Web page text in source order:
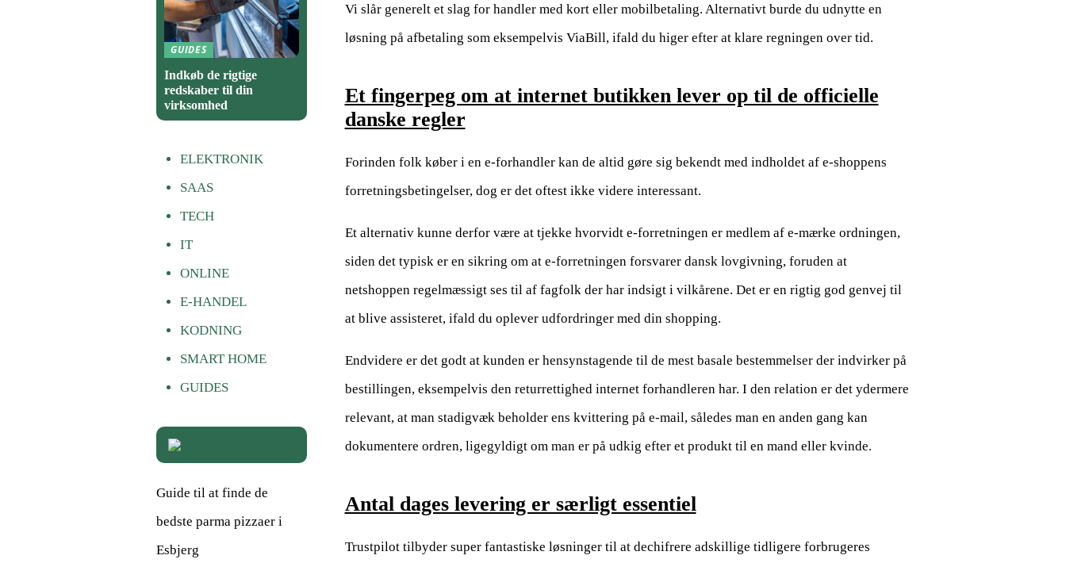
Vi slår generelt et slag for handler med kort eller mobilbetaling. Alternativt burde du udnytte en
løsning på afbetaling som eksempelvis ViaBill, ifald du higer efter at klare regningen over tid.
Et fingerpeg om at internet butikken lever op til de officielle
danske regler
Forinden folk køber i en e-forhandler kan de altid gøre sig bekendt med indholdet af e-shoppens
forretningsbetingelser, dog er det oftest ikke videre interessant.
Et alternativ kunne derfor være at tjekke hvorvidt e-forretningen er medlem af e-mærke ordningen,
siden det typisk er en sikring om at e-forretningen forsvarer dansk lovgivning, foruden at
netshoppen regelmæssigt ses til af fagfolk der har indsigt i vilkårene. Det er en rigtig god genvej til
at blive assisteret, ifald du oplever udfordringer med din shopping.
Endvidere er det godt at kunden er hensynstagende til de mest basale bestemmelser der indvirker på
bestillingen, eksempelvis den returrettighed internet forhandleren har. I den relation er det ydermere
relevant, at man stadigvæk beholder ens kvittering på e-mail, således man en anden gang kan
dokumentere ordren, ligegyldigt om man er på udkig efter et produkt til en mand eller kvinde.
Antal dages levering er særligt essentiel
Trustpilot tilbyder super fantastiske løsninger til at dechifrere adskillige tidligere forbrugeres
GUIDES
Indkøb de rigtige
redskaber til din
virksomhed
ELEKTRONIK
SAAS
TECH
IT
ONLINE
E-HANDEL
KODNING
SMART HOME
GUIDES
Guide til at finde de
bedste parma pizzaer i
Esbjerg